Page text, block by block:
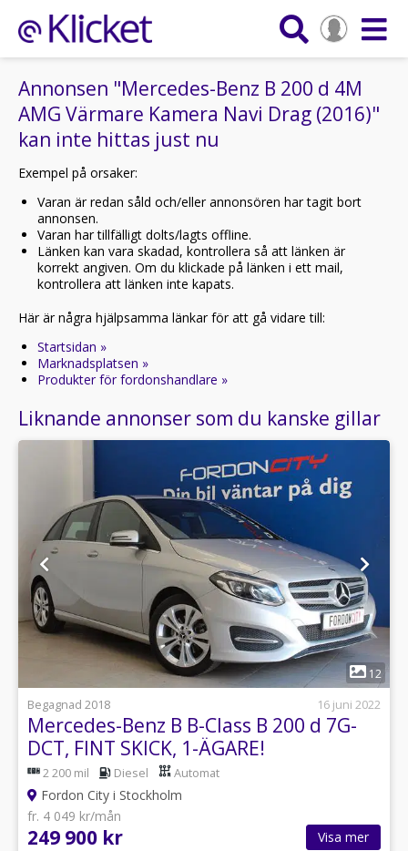
Annonsen "Mercedes-Benz B 200 d 4M
AMG Värmare Kamera Navi Drag (2016)"
kan inte hittas just nu
Exempel på orsaker:
Varan är redan såld och/eller annonsören har tagit bort
annonsen.
Varan har tillfälligt dolts/lagts offline.
Länken kan vara skadad, kontrollera så att länken är
korrekt angiven. Om du klickade på länken i ett mail,
kontrollera att länken inte kapats.
Här är några hjälpsamma länkar för att gå vidare till:
Startsidan »
Marknadsplatsen »
Produkter för fordonshandlare »
Liknande annonser som du kanske gillar
1
12
Begagnad 2018
16 juni 2022
Mercedes-Benz B B-Class B 200 d 7G-
DCT, FINT SKICK, 1-ÄGARE!
2 200 mil Diesel Automat
Fordon City i Stockholm
fr. 4 049 kr/mån
249 900 kr Visa mer